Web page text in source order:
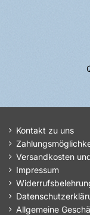
Kontakt zu uns
Versandkosten
Impressum
Allgemeine